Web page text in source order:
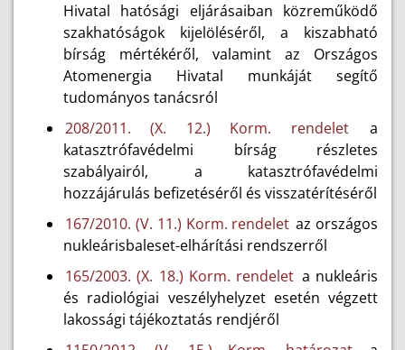
Hivatal hatósági eljárásaiban közreműködő
szakhatóságok kijelöléséről, a kiszabható
bírság mértékéről, valamint az Országos
Atomenergia Hivatal munkáját segítő
tudományos tanácsról
208/2011. (X. 12.) Korm. rendelet a
katasztrófavédelmi bírság részletes
szabályairól, a katasztrófavédelmi
hozzájárulás befizetéséről és visszatérítéséről
167/2010. (V. 11.) Korm. rendelet az országos
nukleárisbaleset-elhárítási rendszerről
165/2003. (X. 18.) Korm. rendelet a nukleáris
és radiológiai veszélyhelyzet esetén végzett
lakossági tájékoztatás rendjéről